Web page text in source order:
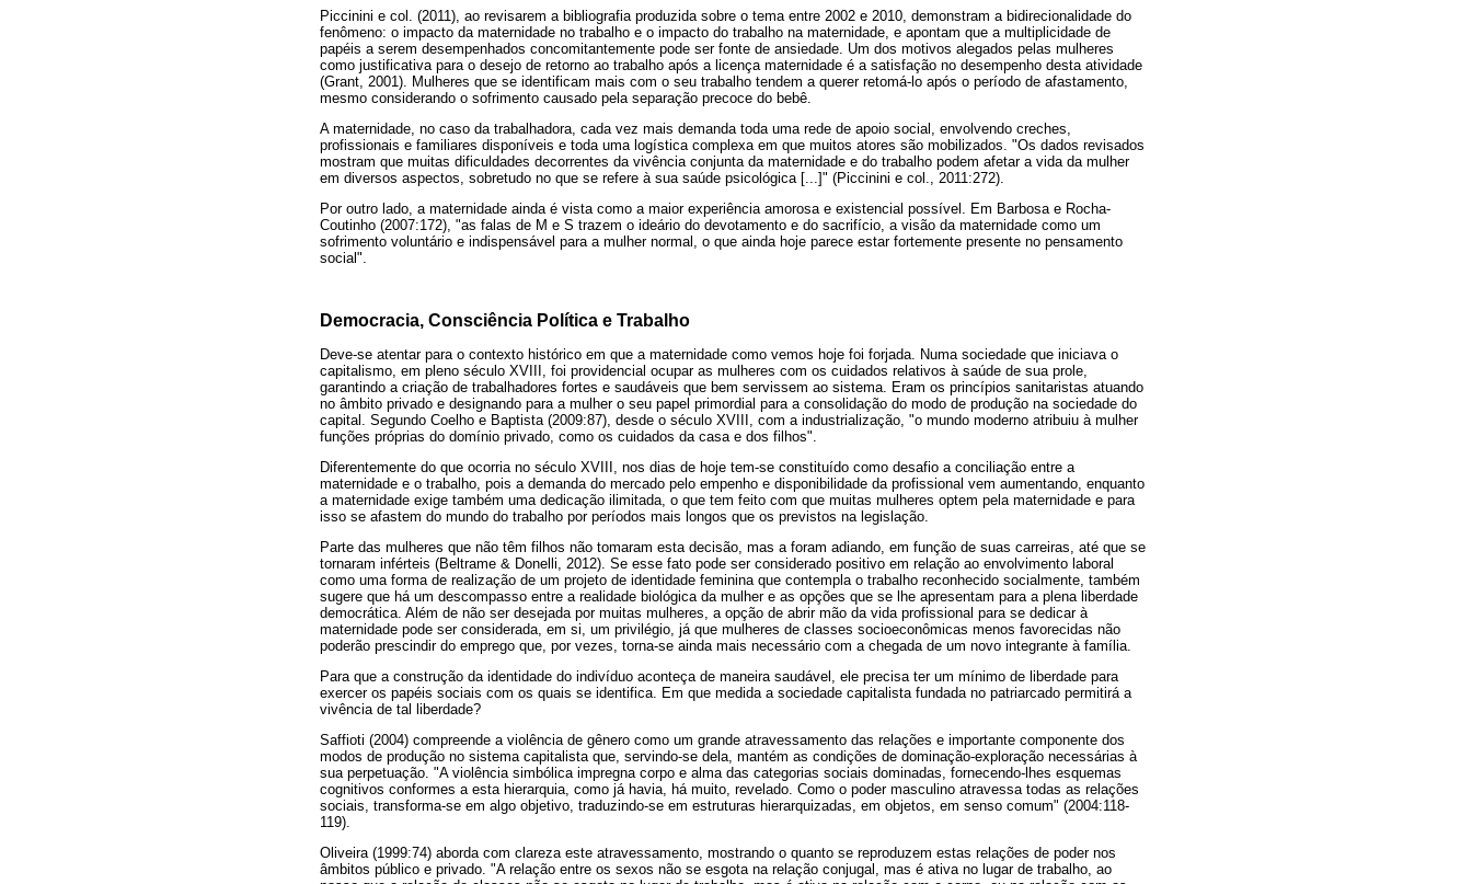
Piccinini e col. (2011), ao revisarem a bibliografia produzida sobre o tema entre 2002 e 2010, demonstram a bidirecionalidade do
fenômeno: o impacto da maternidade no trabalho e o impacto do trabalho na maternidade, e apontam que a multiplicidade de
papéis a serem desempenhados concomitantemente pode ser fonte de ansiedade. Um dos motivos alegados pelas mulheres
como justificativa para o desejo de retorno ao trabalho após a licença maternidade é a satisfação no desempenho desta atividade
(Grant, 2001). Mulheres que se identificam mais com o seu trabalho tendem a querer retomá-lo após o período de afastamento,
mesmo considerando o sofrimento causado pela separação precoce do bebê.
A maternidade, no caso da trabalhadora, cada vez mais demanda toda uma rede de apoio social, envolvendo creches,
profissionais e familiares disponíveis e toda uma logística complexa em que muitos atores são mobilizados. "Os dados revisados
mostram que muitas dificuldades decorrentes da vivência conjunta da maternidade e do trabalho podem afetar a vida da mulher
em diversos aspectos, sobretudo no que se refere à sua saúde psicológica [...]" (Piccinini e col., 2011:272).
Por outro lado, a maternidade ainda é vista como a maior experiência amorosa e existencial possível. Em Barbosa e Rocha-
Coutinho (2007:172), "as falas de M e S trazem o ideário do devotamento e do sacrifício, a visão da maternidade como um
sofrimento voluntário e indispensável para a mulher normal, o que ainda hoje parece estar fortemente presente no pensamento
social".
Democracia, Consciência Política e Trabalho
Deve-se atentar para o contexto histórico em que a maternidade como vemos hoje foi forjada. Numa sociedade que iniciava o
capitalismo, em pleno século XVIII, foi providencial ocupar as mulheres com os cuidados relativos à saúde de sua prole,
garantindo a criação de trabalhadores fortes e saudáveis que bem servissem ao sistema. Eram os princípios sanitaristas atuando
no âmbito privado e designando para a mulher o seu papel primordial para a consolidação do modo de produção na sociedade do
capital. Segundo Coelho e Baptista (2009:87), desde o século XVIII, com a industrialização, "o mundo moderno atribuiu à mulher
funções próprias do domínio privado, como os cuidados da casa e dos filhos".
Diferentemente do que ocorria no século XVIII, nos dias de hoje tem-se constituído como desafio a conciliação entre a
maternidade e o trabalho, pois a demanda do mercado pelo empenho e disponibilidade da profissional vem aumentando, enquanto
a maternidade exige também uma dedicação ilimitada, o que tem feito com que muitas mulheres optem pela maternidade e para
isso se afastem do mundo do trabalho por períodos mais longos que os previstos na legislação.
Parte das mulheres que não têm filhos não tomaram esta decisão, mas a foram adiando, em função de suas carreiras, até que se
tornaram inférteis (Beltrame & Donelli, 2012). Se esse fato pode ser considerado positivo em relação ao envolvimento laboral
como uma forma de realização de um projeto de identidade feminina que contempla o trabalho reconhecido socialmente, também
sugere que há um descompasso entre a realidade biológica da mulher e as opções que se lhe apresentam para a plena liberdade
democrática. Além de não ser desejada por muitas mulheres, a opção de abrir mão da vida profissional para se dedicar à
maternidade pode ser considerada, em si, um privilégio, já que mulheres de classes socioeconômicas menos favorecidas não
poderão prescindir do emprego que, por vezes, torna-se ainda mais necessário com a chegada de um novo integrante à família.
Para que a construção da identidade do indivíduo aconteça de maneira saudável, ele precisa ter um mínimo de liberdade para
exercer os papéis sociais com os quais se identifica. Em que medida a sociedade capitalista fundada no patriarcado permitirá a
vivência de tal liberdade?
Saffioti (2004) compreende a violência de gênero como um grande atravessamento das relações e importante componente dos
modos de produção no sistema capitalista que, servindo-se dela, mantém as condições de dominação-exploração necessárias à
sua perpetuação. "A violência simbólica impregna corpo e alma das categorias sociais dominadas, fornecendo-lhes esquemas
cognitivos conformes a esta hierarquia, como já havia, há muito, revelado. Como o poder masculino atravessa todas as relações
sociais, transforma-se em algo objetivo, traduzindo-se em estruturas hierarquizadas, em objetos, em senso comum" (2004:118-
119).
Oliveira (1999:74) aborda com clareza este atravessamento, mostrando o quanto se reproduzem estas relações de poder nos
âmbitos público e privado. "A relação entre os sexos não se esgota na relação conjugal, mas é ativa no lugar de trabalho, ao